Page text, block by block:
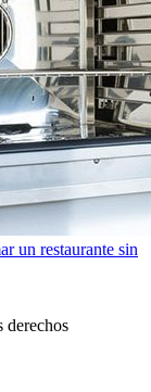
un restaurante sin
derechos